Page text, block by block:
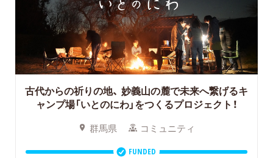
古代からの祈りの地、 妙義山の麓で未来へ繋げるキ
ャンプ場「いとのにわ」をつくるプロジェクト！
群馬県 コミュニティ
FUNDED